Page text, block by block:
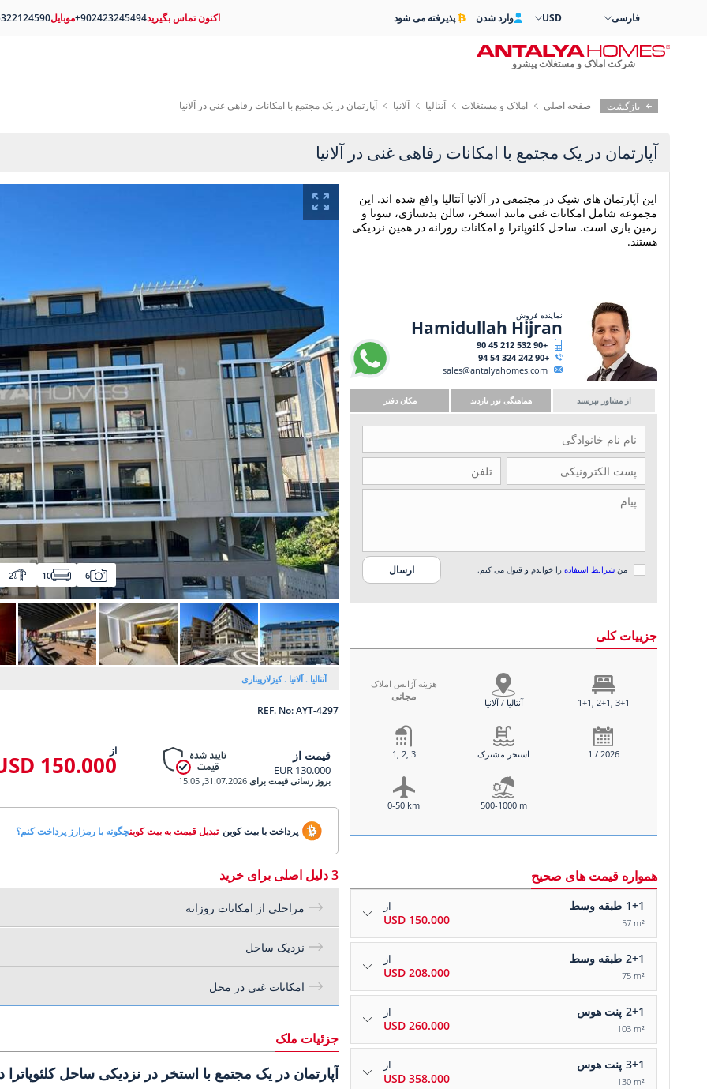
بازگشت صفحه اصلی املاک و مستغلات آنتالیا آلانیا آپارتمان در یک مجتمع با امکانات رفاهی غنی در آلانیا
آپارتمان در یک مجتمع با امکانات رفاهی غنی در آلانیا
6
10
2
آنتالیا آلانیا کیزلارپیناری
REF. No: AYT-4297
این آپارتمان های شیک در مجتمعی در آلانیا آنتالیا واقع شده اند. این
مجموعه شامل امکانات غنی مانند استخر، سالن بدنسازی، سونا و
زمین بازی است. ساحل کلئوپاترا و امکانات روزانه در همین نزدیکی
هستند.
قیمت از
130.000 EUR
از
150.000 USD
بروز رسانی قیمت برای31.07.2026, 15.05
پرداخت با بیت کوین تبدیل قیمت به بیت کوینچگونه با رمزارز پرداخت کنم؟
نماینده فروش
Hamidullah Hijran
+90 532 212 45 90
+90 242 324 54 94
sales@antalyahomes.com
از مشاور بپرسید هماهنگی تور بازدید مکان دفتر
من شرایط استفاده را خواندم و قبول می کنم.
جزییات کلی
هزینه آژانس املاک
مجانی آنتالیا / آلانیا 1+1, 2+1, 3+1
1, 2, 3 استخر مشترک 1 / 2026
0-50 km 500-1000 m
همواره قیمت های صحیح
1+1 طبقه وسط
57 m²
از
150.000 USD
2+1 طبقه وسط
75 m²
از
208.000 USD
2+1 پنت هوس
103 m²
از
260.000 USD
3+1 پنت هوس
130 m²
از
358.000 USD
3 دلیل اصلی برای خرید
مراحلی از امکانات روزانه
نزدیک ساحل
امکانات غنی در محل
جزئیات ملک
آپارتمان در یک مجتمع با استخر در نزدیکی ساحل کلئوپاترا در
فارسی USD وارد شدن پذیرفته می شود
شرکت املاک و مستغلات پیشرو
اکنون تماس بگیرید+902423245494موبایل